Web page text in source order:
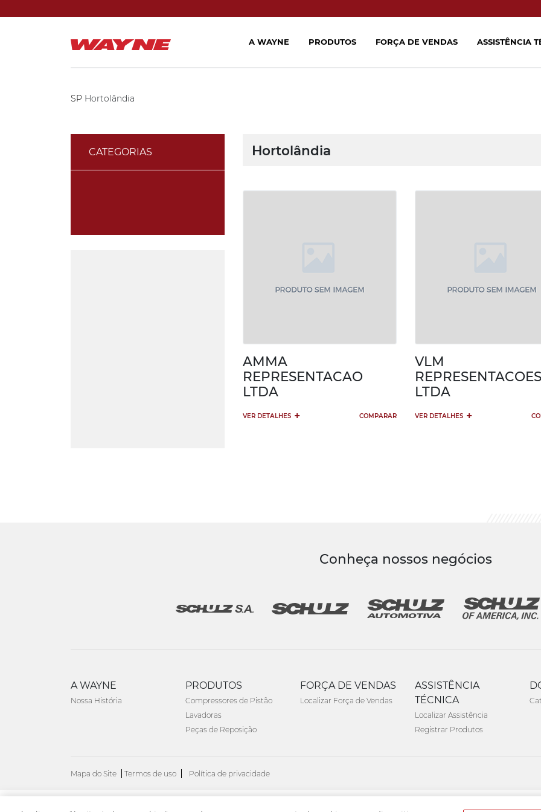
SP Hortolândia
CATEGORIAS Hortolândia
AMMA
REPRESENTACAO
LTDA
VER DETALHES + COMPARAR
VLM
REPRESENTACOES
LTDA
VER DETALHES +
Conheça nossos negócios
A WAYNE
Nossa História
PRODUTOS
Compressores de Pistão
Lavadoras
Peças de Reposição
FORÇA DE VENDAS
Localizar Força de Vendas
ASSISTÊNCIA
TÉCNICA
Localizar Assistência
Registrar Produtos
Mapa do Site Termos de uso Política de privacidade
A WAYNE PRODUTOS FORÇA DE VENDAS ASSISTÊNCIA